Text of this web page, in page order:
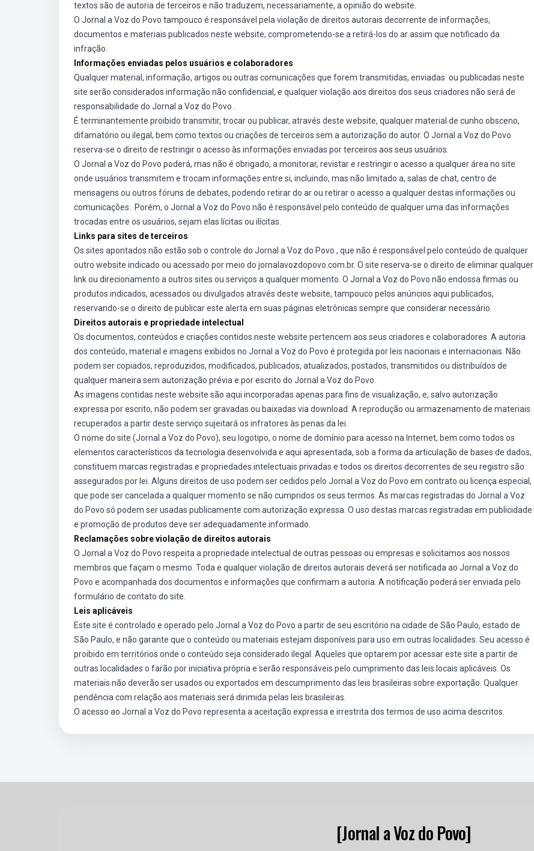
textos são de autoria de terceiros e não traduzem, necessariamente, a opinião do website.
O Jornal a Voz do Povo tampouco é responsável pela violação de direitos autorais decorrente de informações,
documentos e materiais publicados neste website, comprometendo-se a retirá-los do ar assim que notificado da
infração.
Informações enviadas pelos usuários e colaboradores
Qualquer material, informação, artigos ou outras comunicações que forem transmitidas, enviadas ou publicadas neste
site serão considerados informação não confidencial, e qualquer violação aos direitos dos seus criadores não será de
responsabilidade do Jornal a Voz do Povo .
É terminantemente proibido transmitir, trocar ou publicar, através deste website, qualquer material de cunho obsceno,
difamatório ou ilegal, bem como textos ou criações de terceiros sem a autorização do autor. O Jornal a Voz do Povo
reserva-se o direito de restringir o acesso às informações enviadas por terceiros aos seus usuários.
O Jornal a Voz do Povo poderá, mas não é obrigado, a monitorar, revistar e restringir o acesso a qualquer área no site
onde usuários transmitem e trocam informações entre si, incluindo, mas não limitado a, salas de chat, centro de
mensagens ou outros fóruns de debates, podendo retirar do ar ou retirar o acesso a qualquer destas informações ou
comunicações. Porém, o Jornal a Voz do Povo não é responsável pelo conteúdo de qualquer uma das informações
trocadas entre os usuários, sejam elas lícitas ou ilícitas.
Links para sites de terceiros
Os sites apontados não estão sob o controle do Jornal a Voz do Povo , que não é responsável pelo conteúdo de qualquer
outro website indicado ou acessado por meio do jornalavozdopovo.com.br. O site reserva-se o direito de eliminar qualquer
link ou direcionamento a outros sites ou serviços a qualquer momento. O Jornal a Voz do Povo não endossa firmas ou
produtos indicados, acessados ou divulgados através deste website, tampouco pelos anúncios aqui publicados,
reservando-se o direito de publicar este alerta em suas páginas eletrônicas sempre que considerar necessário.
Direitos autorais e propriedade intelectual
Os documentos, conteúdos e criações contidos neste website pertencem aos seus criadores e colaboradores. A autoria
dos conteúdo, material e imagens exibidos no Jornal a Voz do Povo é protegida por leis nacionais e internacionais. Não
podem ser copiados, reproduzidos, modificados, publicados, atualizados, postados, transmitidos ou distribuídos de
qualquer maneira sem autorização prévia e por escrito do Jornal a Voz do Povo.
As imagens contidas neste website são aqui incorporadas apenas para fins de visualização, e, salvo autorização
expressa por escrito, não podem ser gravadas ou baixadas via download. A reprodução ou armazenamento de materiais
recuperados a partir deste serviço sujeitará os infratores às penas da lei.
O nome do site (Jornal a Voz do Povo), seu logotipo, o nome de domínio para acesso na Internet, bem como todos os
elementos característicos da tecnologia desenvolvida e aqui apresentada, sob a forma da articulação de bases de dados,
constituem marcas registradas e propriedades intelectuais privadas e todos os direitos decorrentes de seu registro são
assegurados por lei. Alguns direitos de uso podem ser cedidos pelo Jornal a Voz do Povo em contrato ou licença especial,
que pode ser cancelada a qualquer momento se não cumpridos os seus termos. As marcas registradas do Jornal a Voz
do Povo só podem ser usadas publicamente com autorização expressa. O uso destas marcas registradas em publicidade
e promoção de produtos deve ser adequadamente informado.
Reclamações sobre violação de direitos autorais
O Jornal a Voz do Povo respeita a propriedade intelectual de outras pessoas ou empresas e solicitamos aos nossos
membros que façam o mesmo. Toda e qualquer violação de direitos autorais deverá ser notificada ao Jornal a Voz do
Povo e acompanhada dos documentos e informações que confirmam a autoria. A notificação poderá ser enviada pelo
formulário de contato do site.
Leis aplicáveis
Este site é controlado e operado pelo Jornal a Voz do Povo a partir de seu escritório na cidade de São Paulo, estado de
São Paulo, e não garante que o conteúdo ou materiais estejam disponíveis para uso em outras localidades. Seu acesso é
proibido em territórios onde o conteúdo seja considerado ilegal. Aqueles que optarem por acessar este site a partir de
outras localidades o farão por iniciativa própria e serão responsáveis pelo cumprimento das leis locais aplicáveis. Os
materiais não deverão ser usados ou exportados em descumprimento das leis brasileiras sobre exportação. Qualquer
pendência com relação aos materiais será dirimida pelas leis brasileiras.
O acesso ao Jornal a Voz do Povo representa a aceitação expressa e irrestrita dos termos de uso acima descritos.
[Jornal a Voz do Povo]